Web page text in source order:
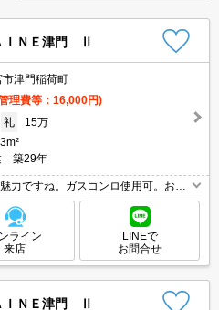
ＩＮＥ津門 Ⅱ
津門稲荷町
理費等：16,000円)
礼
15万
築29年
力ですね。ガスコンロ使用可。お料
予約申込み受付致します!。
ライン
来店
LINEで
お問合せ
ＩＮＥ津門 Ⅱ